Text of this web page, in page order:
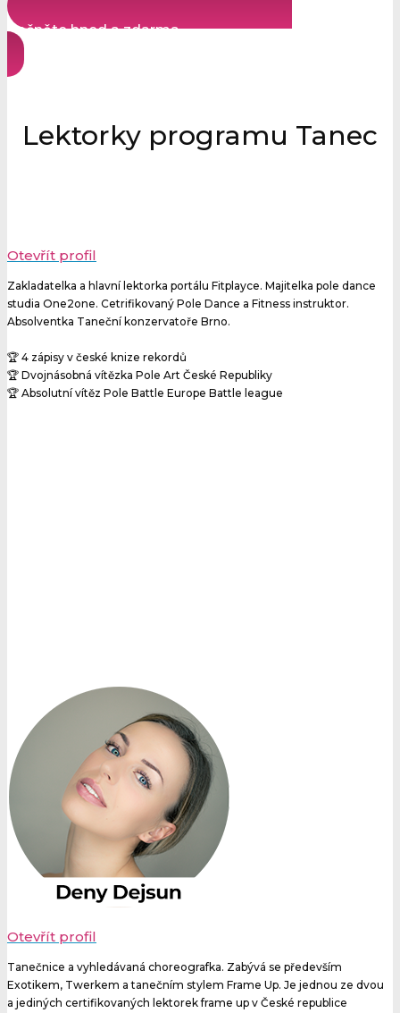
Začněte hned a zdarma
Lektorky programu Tanec
Otevřít profil
Zakladatelka a hlavní lektorka portálu Fitplayce. Majitelka pole dance
studia One2one. Cetrifikovaný Pole Dance a Fitness instruktor.
Absolventka Taneční konzervatoře Brno.
🏆 4 zápisy v české knize rekordů
🏆 Dvojnásobná vítězka Pole Art České Republiky
🏆 Absolutní vítěz Pole Battle Europe Battle league
Otevřít profil
Tanečnice a vyhledávaná choreografka. Zabývá se především
Exotikem, Twerkem a tanečním stylem Frame Up. Je jednou ze dvou
a jediných certifikovaných lektorek frame up v České republice